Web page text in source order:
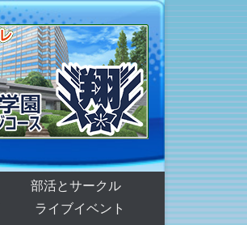
部活とサークル
ライブイベント